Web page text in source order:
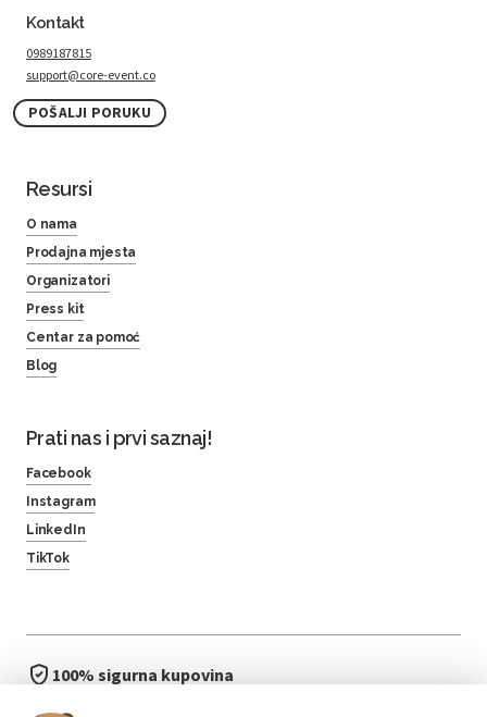
Kontakt
0989187815
support@core-event.co
POŠALJI PORUKU
Resursi
O nama
Prodajna mjesta
Organizatori
Press kit
Centar za pomoć
Blog
Prati nas i prvi saznaj!
Facebook
Instagram
LinkedIn
TikTok
100% sigurna kupovina